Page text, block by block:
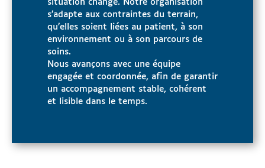
situation change. Notre organisation
s’adapte aux contraintes du terrain,
qu’elles soient liées au patient, à son
environnement ou à son parcours de
soins.
Nous avançons avec une équipe
engagée et coordonnée, afin de garantir
un accompagnement stable, cohérent
et lisible dans le temps.